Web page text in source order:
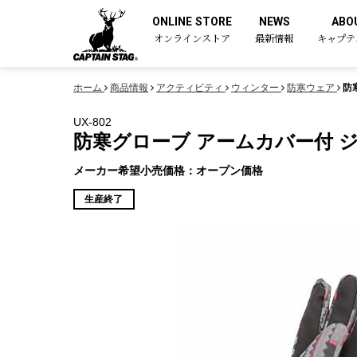
ONLINE STORE
オンラインストア
NEWS
最新情報 キャプ
ホーム 商品情報 アクティビティ ウィンター 防寒ウェア 防
UX-802
防寒グローブ アームカバー付
メーカー希望小売価格：オープン価格
生産終了